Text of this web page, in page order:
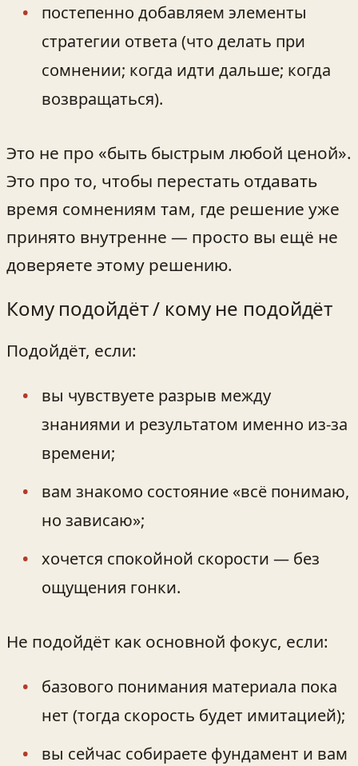
постепенно добавляем элементы
стратегии ответа (что делать при
сомнении; когда идти дальше; когда
возвращаться).
Это не про «быть быстрым любой ценой».
Это про то, чтобы перестать отдавать
время сомнениям там, где решение уже
принято внутренне — просто вы ещё не
доверяете этому решению.
Кому подойдёт / кому не подойдёт
Подойдёт, если:
вы чувствуете разрыв между
знаниями и результатом именно из‑за
времени;
вам знакомо состояние «всё понимаю,
но зависаю»;
хочется спокойной скорости — без
ощущения гонки.
Не подойдёт как основной фокус, если:
базового понимания материала пока
нет (тогда скорость будет имитацией);
вы сейчас собираете фундамент и вам